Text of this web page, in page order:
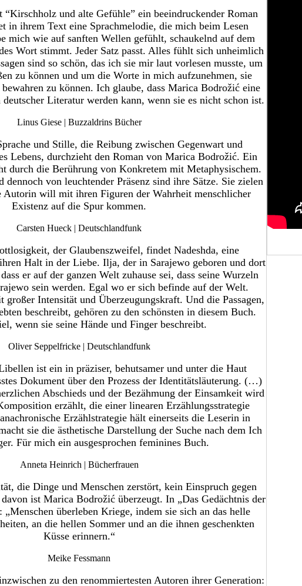
und alte Gefühle” ein beeindruckender Roman
in ihrem Text eine Sprachmelodie, die mich beim Lesen
mich wie auf sanften Wellen gefühlt, schaukelnd auf dem
Wort stimmt. Jeder Satz passt. Alles fühlt sich unheimlich
sind so schön, das ich sie mir laut vorlesen musste, um
zu können und um die Worte in mich aufzunehmen, sie
zu können. Ich glaube, dass Marica Bodrožić eine
Literatur werden kann, wenn sie es nicht schon ist.
Linus Giese | Buzzaldrins Bücher
und Stille, die Reibung zwischen Gegenwart und
Lebens, durchzieht den Roman von Marica Bodrožić. Ein
durch die Berührung von Konkretem mit Metaphysischem.
dennoch von leuchtender Präsenz sind ihre Sätze. Sie zielen
Autorin will mit ihren Figuren der Wahrheit menschlicher
Existenz auf die Spur kommen.
Carsten Hueck | Deutschlandfunk
der Glaubenszweifel, findet Nadeshda, eine
Halt in der Liebe. Ilja, der in Sarajewo geboren und dort
er auf der ganzen Welt zuhause sei, dass seine Wurzeln
sein werden. Egal wo er sich befinde auf der Welt.
großer Intensität und Überzeugungskraft. Und die Passagen,
beschreibt, gehören zu den schönsten in diesem Buch.
wenn sie seine Hände und Finger beschreibt.
Oliver Seppelfricke | Deutschlandfunk
ist ein in präziser, behutsamer und unter die Haut
Dokument über den Prozess der Identitätsläuterung. (…)
Abschieds und der Bezähmung der Einsamkeit wird
erzählt, die einer linearen Erzählungsstrategie
Erzählstrategie hält einerseits die Leserin in
sie die ästhetische Darstellung der Suche nach dem Ich
Für mich ein ausgesprochen feminines Buch.
Anneta Heinrich | Bücherfrauen
die Dinge und Menschen zerstört, kein Einspruch gegen
ist Marica Bodrožić überzeugt. In „Das Gedächtnis der
überleben Kriege, indem sie sich an das helle
an die hellen Sommer und an die ihnen geschenkten
Küsse erinnern.“
Meike Fessmann
zu den renommiertesten Autoren ihrer Generation: